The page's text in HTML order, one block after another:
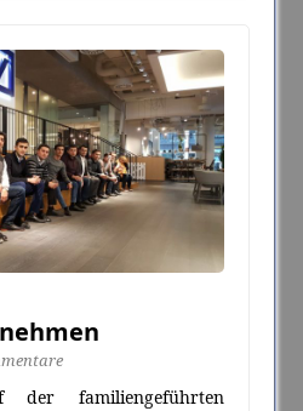
familiengeführten